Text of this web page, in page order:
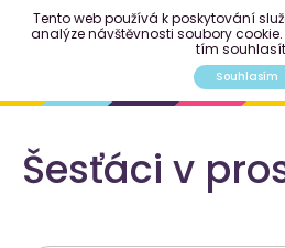
Šesťáci v
Tento web používá k poskytování
analýze návštěvnosti soubory
tím
Souhlasím